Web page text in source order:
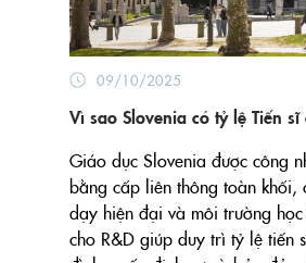
09/10/2025
Vì sao Slovenia có tỷ lệ Tiến
Giáo dục Slovenia được công
bằng cấp liên thông toàn khối,
dạy hiện đại và môi trường
cho R&D giúp duy trì tỷ lệ tiến